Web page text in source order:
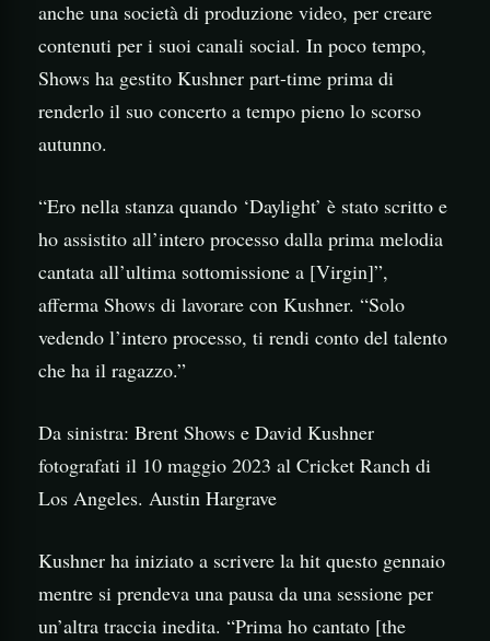
anche una società di produzione video, per creare
contenuti per i suoi canali social. In poco tempo,
Shows ha gestito Kushner part-time prima di
renderlo il suo concerto a tempo pieno lo scorso
autunno.
“Ero nella stanza quando ‘Daylight’ è stato scritto e
ho assistito all’intero processo dalla prima melodia
cantata all’ultima sottomissione a [Virgin]”,
afferma Shows di lavorare con Kushner. “Solo
vedendo l’intero processo, ti rendi conto del talento
che ha il ragazzo.”
Da sinistra: Brent Shows e David Kushner
fotografati il 10 maggio 2023 al Cricket Ranch di
Los Angeles. Austin Hargrave
Kushner ha iniziato a scrivere la hit questo gennaio
mentre si prendeva una pausa da una sessione per
un’altra traccia inedita. “Prima ho cantato [the